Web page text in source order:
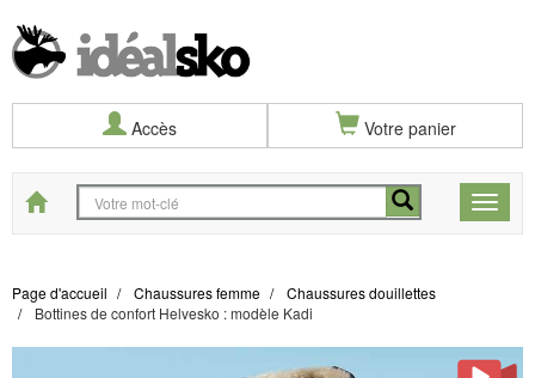
Accès Votre panier
Toggle
Start
Page d'accueil Chaussures femme
Chaussures douillettes
Bottines de confort Helvesko : modèle Kadi